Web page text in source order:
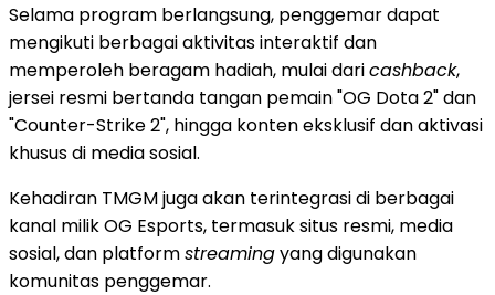
Selama program berlangsung, penggemar dapat
mengikuti berbagai aktivitas interaktif dan
memperoleh beragam hadiah, mulai daricashback,
jersei resmi bertanda tangan pemain "OG Dota 2" dan
"Counter-Strike 2", hingga konten eksklusif dan aktivasi
khusus di media sosial.
Kehadiran TMGM juga akan terintegrasi di berbagai
kanal milik OG Esports, termasuk situs resmi, media
sosial, dan platformstreamingyang digunakan
komunitas penggemar.